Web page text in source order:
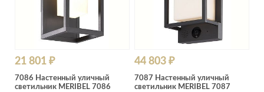
21 801 ₽
7086 Настенный уличный
светильник MERIBEL 7086
44 803 ₽
7087 Настенный уличный
светильник MERIBEL 7087